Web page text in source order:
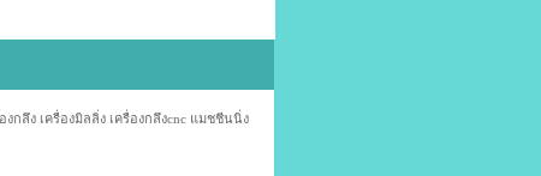
ลึง เครื่องมิลลิ่ง เครื่องกลึงcnc แมชชีนนิ่ง